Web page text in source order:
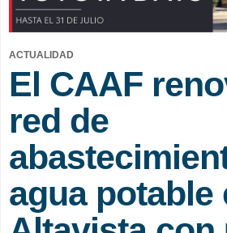
ACTUALIDAD
El CAAF
red de
agua potable